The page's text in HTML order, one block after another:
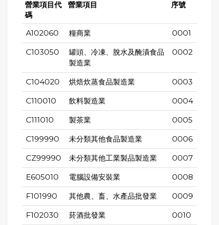
營業項目代
碼
營業項目 序號
A102060 糧商業 0001
C103050
罐頭、冷凍、脫水及醃漬食品
製造業
0002
C104020 烘焙炊蒸食品製造業 0003
C110010 飲料製造業 0004
C111010 製茶業 0005
C199990 未分類其他食品製造業 0006
CZ99990 未分類其他工業製品製造業 0007
E605010 電腦設備安裝業 0008
F101990 其他農、畜、水產品批發業 0009
F102030 菸酒批發業 0010